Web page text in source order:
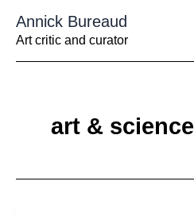
contenu
Annick Bureaud
Art critic and curator
art & science